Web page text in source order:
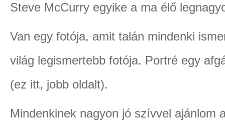
Steve McCurry egyike a ma élő
Van egy fotója, amit talán mindenki
világ legismertebb fotója. Portré egy
(ez itt, jobb oldalt).
Mindenkinek nagyon jó szívvel ajánlom